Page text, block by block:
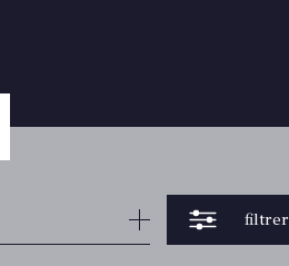
& WARTON CAVALAIRE
filtrer